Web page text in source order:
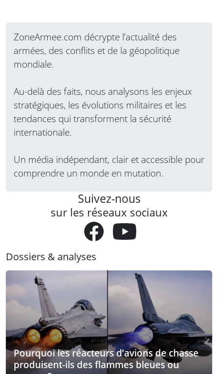
ZoneArmee.com décrypte l’actualité des
armées, des conflits et de la géopolitique
mondiale.
Au-delà des faits, nous analysons les enjeux
stratégiques, les évolutions militaires et les
tendances qui transforment la sécurité
internationale.
Un média indépendant, clair et accessible pour
comprendre un monde en mutation.
Suivez-nous
sur les réseaux sociaux
Dossiers & analyses
Pourquoi les réacteurs d’avions de chasse
produisent-ils des flammes bleues ou